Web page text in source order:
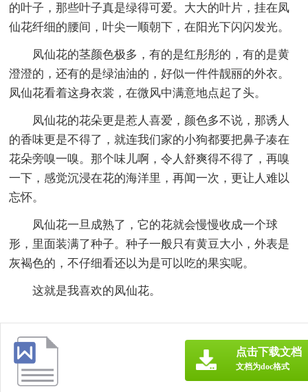
的叶子，那些叶子真是绿得可爱。大大的叶片，挂在凤
仙花纤细的腰间，叶尖一顺朝下，在阳光下闪闪发光。
凤仙花的茎颜色极多，有的是红彤彤的，有的是黄
澄澄的，还有的是绿油油的，好似一件件靓丽的外衣。
凤仙花看着这身衣裳，在微风中满意地点起了头。
凤仙花的花朵更是惹人喜爱，颜色多不说，那诱人
的香味更是不得了，就连我们家的小狗都要把鼻子凑在
花朵旁嗅一嗅。那个味儿啊，令人舒爽得不得了，再嗅
一下，感觉沉浸在花的海洋里，再闻一次，更让人难以
忘怀。
凤仙花一旦成熟了，它的花就会慢慢收成一个球
形，里面装满了种子。种子一般只有黄豆大小，外表是
灰褐色的，不仔细看还以为是可以吃的果实呢。
这就是我喜欢的凤仙花。
点击下载文档
文档为doc格式